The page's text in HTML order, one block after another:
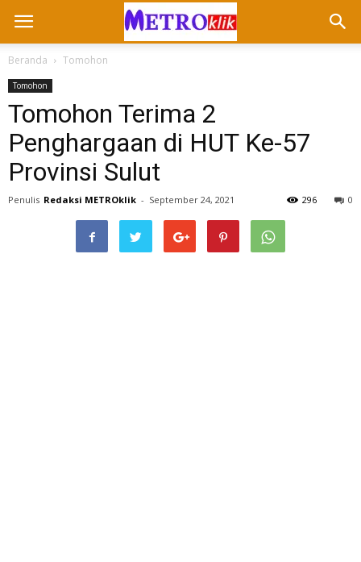
Beranda Tomohon
Tomohon
Tomohon Terima 2
Penghargaan di HUT Ke-57
Provinsi Sulut
Penulis Redaksi METROklik - September 24, 2021 0
296